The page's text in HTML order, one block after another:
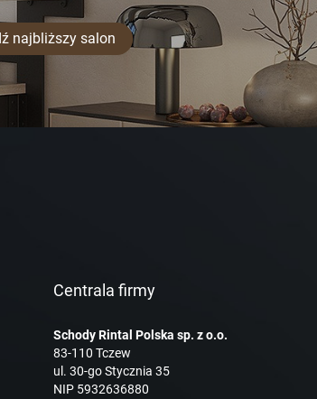
najbliższy salon
Centrala firmy
Schody Rintal Polska sp. z o.o.
83-110 Tczew
ul. 30-go Stycznia 35
NIP 5932636880